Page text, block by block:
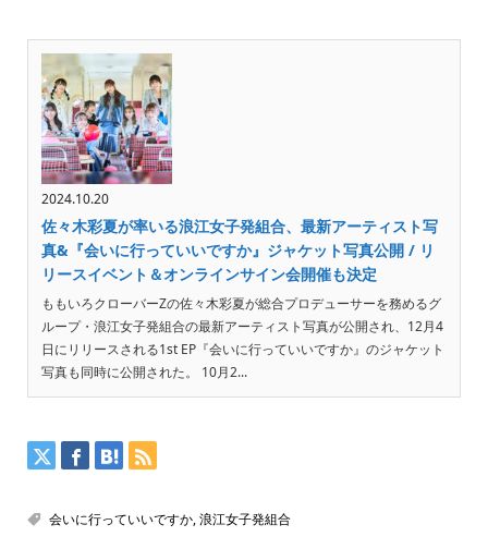
2024.10.20
佐々木彩夏が率いる浪江女子発組合、最新アーティスト写
真&『会いに行っていいですか』ジャケット写真公開 / リ
リースイベント＆オンラインサイン会開催も決定
ももいろクローバーZの佐々木彩夏が総合プロデューサーを務めるグ
ループ・浪江女子発組合の最新アーティスト写真が公開され、12月4
日にリリースされる1st EP『会いに行っていいですか』のジャケット
写真も同時に公開された。 10月2...
会いに行っていいですか,浪江女子発組合